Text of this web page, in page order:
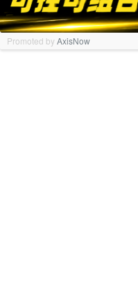
Promoted byAxisNow